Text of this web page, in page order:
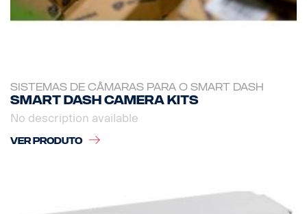
SISTEMAS DE CÂMARAS PARA O SMART DASH
Smart dash camera kits
No description available
VER PRODUTO